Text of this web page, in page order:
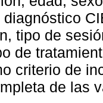
tipo de
de
criterio de
de las